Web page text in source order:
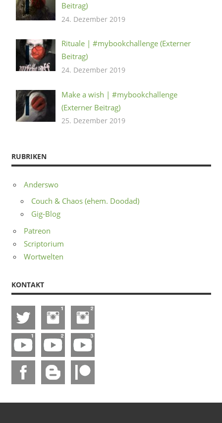
Beitrag)
24. Dezember 2019
Rituale | #mybookchallenge (Externer
Beitrag)
24. Dezember 2019
Make a wish | #mybookchallenge
(Externer Beitrag)
25. Dezember 2019
RUBRIKEN
Anderswo
Couch & Chaos (ehem. Doodad)
Gig-Blog
Patreon
Scriptorium
Wortwelten
KONTAKT